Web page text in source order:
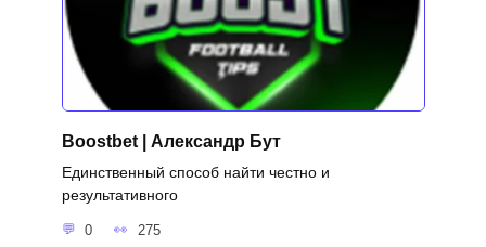
Boostbet | Александр Бут
Единственный способ найти честно и
результативного
0 275